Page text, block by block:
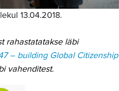
13.04.2018.
rahastatatakse läbi
– building Global Citizenship
vahenditest.